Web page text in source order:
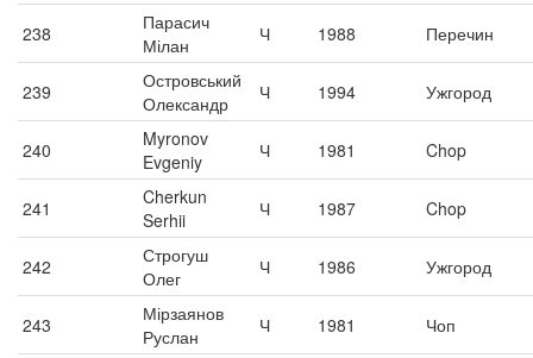
238
Парасич
Мілан
Ч 1988 Перечин
239
Островський
Олександр
Ч 1994 Ужгород
240
Myronov
Evgeniy
Ч 1981 Chop
241
Cherkun
Serhii
Ч 1987 Chop
242
Строгуш
Олег
Ч 1986 Ужгород
243
Мірзаянов
Руслан
Ч 1981 Чоп